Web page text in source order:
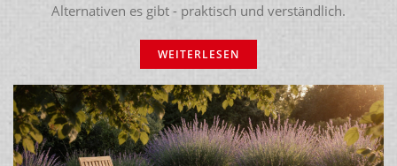
Alternativen es gibt - praktisch und verständlich.
WEITERLESEN